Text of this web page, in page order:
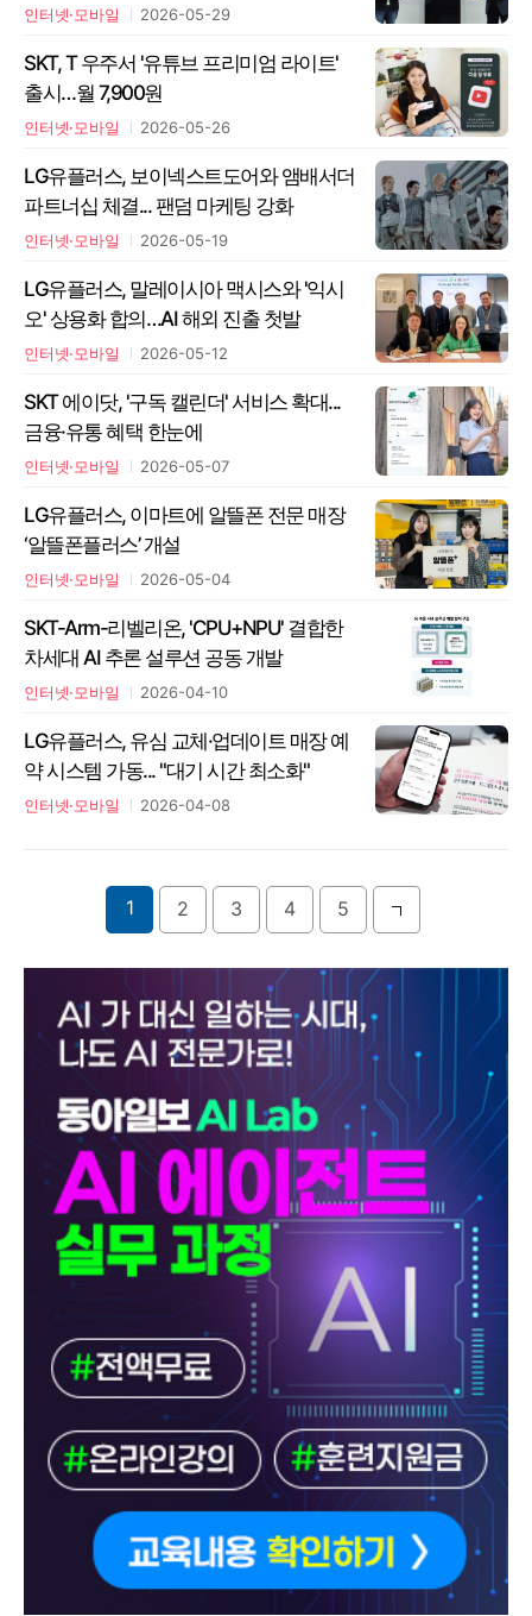
인터넷·모바일 2026-05-29
SKT, T 우주서 '유튜브 프리미엄 라이트'
출시…월 7,900원
인터넷·모바일 2026-05-26
LG유플러스, 보이넥스트도어와 앰배서더
파트너십 체결... 팬덤 마케팅 강화
인터넷·모바일 2026-05-19
LG유플러스, 말레이시아 맥시스와 '익시
오' 상용화 합의…AI 해외 진출 첫발
인터넷·모바일 2026-05-12
SKT 에이닷, '구독 캘린더' 서비스 확대...
금융·유통 혜택 한눈에
인터넷·모바일 2026-05-07
LG유플러스, 이마트에 알뜰폰 전문 매장
‘알뜰폰플러스’ 개설
인터넷·모바일 2026-05-04
SKT-Arm-리벨리온, 'CPU+NPU' 결합한
차세대 AI 추론 설루션 공동 개발
인터넷·모바일 2026-04-10
LG유플러스, 유심 교체·업데이트 매장 예
약 시스템 가동... "대기 시간 최소화"
인터넷·모바일 2026-04-08
1 2 3 4 5